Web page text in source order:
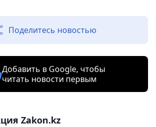
Поделитесь новостью
Добавить в Google, чтобы
читать новости первым
Zakon.kz